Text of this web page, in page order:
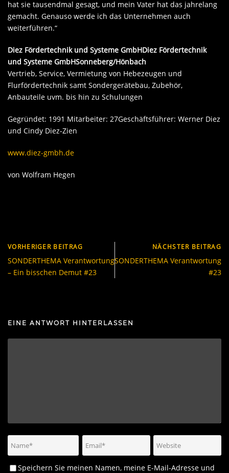
hat sie tausendmal gesagt, und mein Vater hat das jahrelang
gemacht. Genauso werde ich das Unternehmen auch
weiterführen.“
Diez Fördertechnik und Systeme GmbHDiez Fördertechnik
und Systeme GmbHSonneberg/Hönbach
Vertrieb, Service, Vermietung von Hebezeugen und
Flurfördertechnik samt Sondergerätebau, Zubehör,
Anbauteile uvm. bis hin zu Schulungen
Gegründet: 1991 Mitarbeiter: 27Geschäftsführer: Werner Diez
und Cindy Diez-Zien
www.diez-gmbh.de
von Wolfram Hegen
VORHERIGER BEITRAG
SONDERTHEMA Verantwortung
– Ein bisschen Demut #23
NÄCHSTER BEITRAG
SONDERTHEMA Verantwortung
#23
EINE ANTWORT HINTERLASSEN
Speichern Sie meinen Namen, meine E-Mail-Adresse und